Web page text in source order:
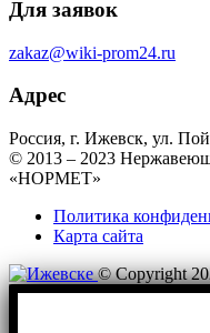
Для заявок
zakaz@wiki-prom24.ru
Адрес
Россия, г. Ижевск, ул.
© 2013 – 2023
«НОРМЕТ»
Политика
Карта сайта
© Copyright